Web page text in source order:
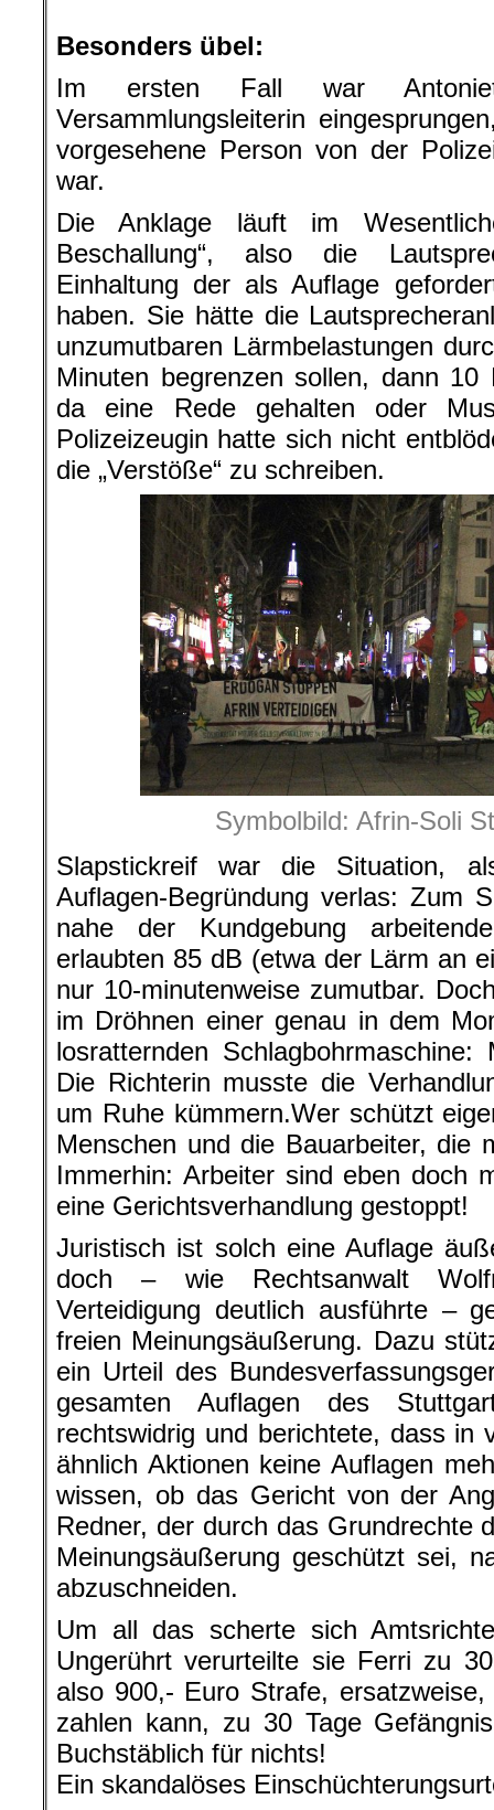
Besonders übel:
Im ersten Fall war
Versammlungsleiterin
vorgesehene Person von der
war.
Die Anklage läuft im
Beschallung“, also die
Einhaltung der als Auflage
haben. Sie hätte die
unzumutbaren Lärmbelastungen
Minuten begrenzen sollen, dann
da eine Rede gehalten oder
Polizeizeugin hatte sich nicht
die „Verstöße“ zu schreiben.
Symbolbild: Afrin-Soli
Slapstickreif war die Situation,
Auflagen-Begründung verlas: Zum
nahe der Kundgebung
erlaubten 85 dB (etwa der Lärm an
nur 10-minutenweise zumutbar.
im Dröhnen einer genau in dem
losratternden
Die Richterin musste die
um Ruhe kümmern.Wer schützt
Menschen und die Bauarbeiter, die
Immerhin: Arbeiter sind eben doch
eine Gerichtsverhandlung gestoppt!
Juristisch ist solch eine Auflage
doch – wie Rechtsanwalt
Verteidigung deutlich ausführte –
freien Meinungsäußerung. Dazu
ein Urteil des
gesamten Auflagen des
rechtswidrig und berichtete, dass in
ähnlich Aktionen keine Auflagen
wissen, ob das Gericht von der
Redner, der durch das Grundrechte
Meinungsäußerung geschützt sei,
abzuschneiden.
Um all das scherte sich
Ungerührt verurteilte sie Ferri zu
also 900,- Euro Strafe,
zahlen kann, zu 30 Tage
Buchstäblich für nichts!
Ein skandalöses